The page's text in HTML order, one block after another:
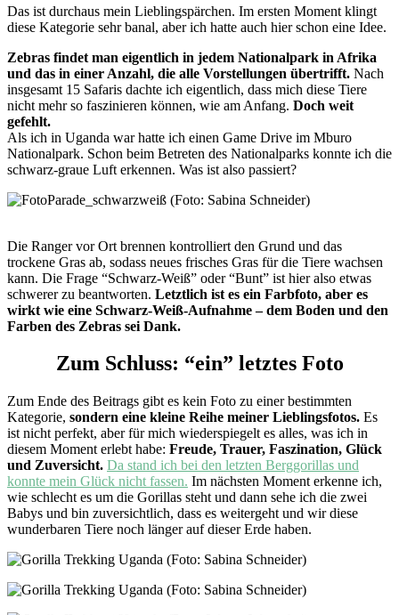
Das ist durchaus mein Lieblingspärchen. Im ersten Moment klingt
diese Kategorie sehr banal, aber ich hatte auch hier schon eine Idee.
Zebras findet man eigentlich in jedem Nationalpark in Afrika
und das in einer Anzahl, die alle Vorstellungen übertrifft. Nach
insgesamt 15 Safaris dachte ich eigentlich, dass mich diese Tiere
nicht mehr so faszinieren können, wie am Anfang. Doch weit
gefehlt.
Als ich in Uganda war hatte ich einen Game Drive im Mburo
Nationalpark. Schon beim Betreten des Nationalparks konnte ich die
schwarz-graue Luft erkennen. Was ist also passiert?
Die Ranger vor Ort brennen kontrolliert den Grund und das
trockene Gras ab, sodass neues frisches Gras für die Tiere wachsen
kann. Die Frage “Schwarz-Weiß” oder “Bunt” ist hier also etwas
schwerer zu beantworten. Letztlich ist es ein Farbfoto, aber es
wirkt wie eine Schwarz-Weiß-Aufnahme – dem Boden und den
Farben des Zebras sei Dank.
Zum Schluss: “ein” letztes Foto
Zum Ende des Beitrags gibt es kein Foto zu einer bestimmten
Kategorie, sondern eine kleine Reihe meiner Lieblingsfotos. Es
ist nicht perfekt, aber für mich wiederspiegelt es alles, was ich in
diesem Moment erlebt habe: Freude, Trauer, Faszination, Glück
und Zuversicht. Da stand ich bei den letzten Berggorillas und
konnte mein Glück nicht fassen. Im nächsten Moment erkenne ich,
wie schlecht es um die Gorillas steht und dann sehe ich die zwei
Babys und bin zuversichtlich, dass es weitergeht und wir diese
wunderbaren Tiere noch länger auf dieser Erde haben.